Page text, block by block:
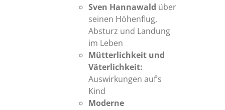
Sven Hannawald über
seinen Höhenflug,
Absturz und Landung
im Leben
Mütterlichkeit und
Väterlichkeit:
Auswirkungen auf’s
Kind
Moderne